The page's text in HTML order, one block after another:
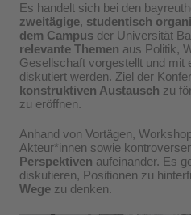
Es handelt sich bei den
zweitägige, studentisch
dem Campus der Universität
relevante Themen aus Politik,
Gesellschaft vorgestellt und mit
diskutiert werden. Ziel der
konstruktiven Austausch zu
zu eröffnen.
Anhand von Vortägen,
Akteur*innen sowie
Perspektiven aufeinander. Es
diskutieren, Positionen zu
Wege zu denken.